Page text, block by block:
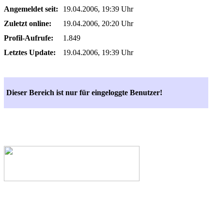
Angemeldet seit:
19.04.2006, 19:39 Uhr
Zuletzt online:
19.04.2006, 20:20 Uhr
Profil-Aufrufe:
1.849
Letztes Update:
19.04.2006, 19:39 Uhr
Dieser Bereich ist nur für eingeloggte Benutzer!